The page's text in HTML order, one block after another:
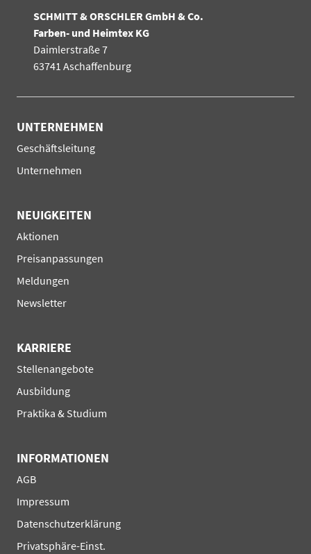
SCHMITT & ORSCHLER GmbH & Co.
Farben- und Heimtex KG
Daimlerstraße 7
63741 Aschaffenburg
UNTERNEHMEN
Navigation
überspringen
Geschäftsleitung
Unternehmen
NEUIGKEITEN
Navigation
überspringen
Aktionen
Preisanpassungen
Meldungen
Newsletter
KARRIERE
Navigation
überspringen
Stellenangebote
Ausbildung
Praktika & Studium
INFORMATIONEN
Navigation
überspringen
AGB
Impressum
Datenschutzerklärung
Privatsphäre-Einst.